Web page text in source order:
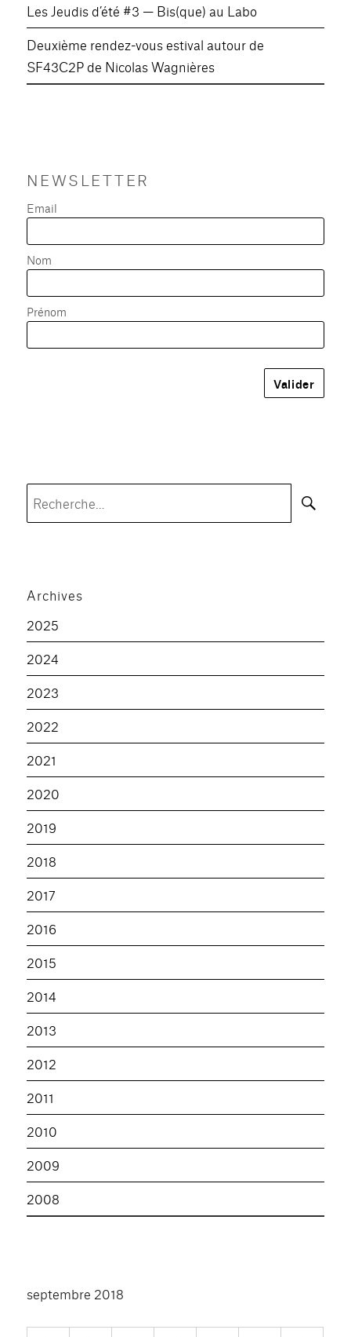
Les Jeudis d’été #3 — Bis(que) au Labo
Deuxième rendez-vous estival autour de
SF43C2P de Nicolas Wagnières
NEWSLETTER
Email
Nom
Prénom
Archives
2025
2024
2023
2022
2021
2020
2019
2018
2017
2016
2015
2014
2013
2012
2011
2010
2009
2008
septembre 2018